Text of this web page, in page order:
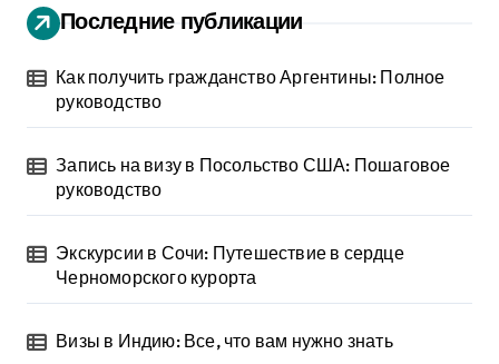
Последние публикации
Как получить гражданство Аргентины: Полное
руководство
Запись на визу в Посольство США: Пошаговое
руководство
Экскурсии в Сочи: Путешествие в сердце
Черноморского курорта
Визы в Индию: Все, что вам нужно знать